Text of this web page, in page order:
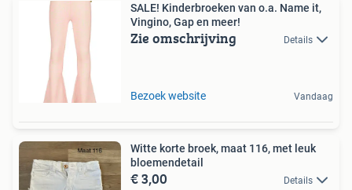
SALE! Kinderbroeken van o.a. Name it,
Vingino, Gap en meer!
Zie omschrijving Details
Bezoek website Vandaag
Witte korte broek, maat 116, met leuk
bloemendetail
€ 3,00 Details